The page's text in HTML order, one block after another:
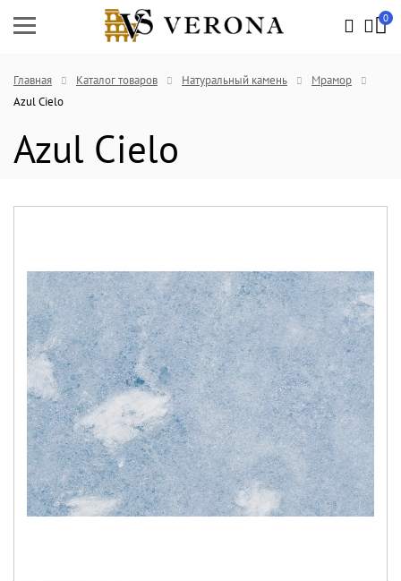
0
Главная Каталог товаров Натуральный камень
Мрамор
Azul Cielo
Azul Cielo